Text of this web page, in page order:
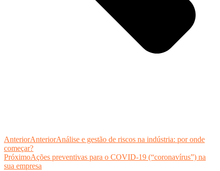
AnteriorAnteriorAnálise e gestão de riscos na indústria: por onde
começar?
PróximoAções preventivas para o COVID-19 (“coronavírus”) na
sua empresa